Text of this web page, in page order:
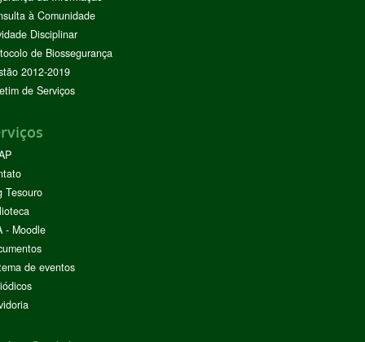
à Comunidade
Disciplinar
de Biossegurança
2012-2019
de Serviços
Tesouro
- Moodle
de eventos